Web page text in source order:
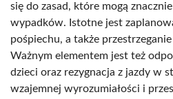
się do zasad, które mogą
wypadków. Istotne jest
pośpiechu, a także
Ważnym elementem jest też
dzieci oraz rezygnacja z jazdy w
wzajemnej wyrozumiałości i